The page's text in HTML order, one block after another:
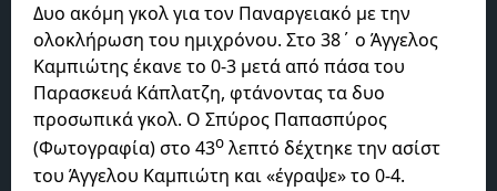
Δυο ακόμη γκολ για τον Παναργειακό με την
ολοκλήρωση του ημιχρόνου. Στο 38΄ ο Άγγελος
Καμπιώτης έκανε το 0-3 μετά από πάσα του
Παρασκευά Κάπλατζη, φτάνοντας τα δυο
προσωπικά γκολ. Ο Σπύρος Παπασπύρος
(Φωτογραφία) στο 43ο λεπτό δέχτηκε την ασίστ
του Άγγελου Καμπιώτη και «έγραψε» το 0-4.